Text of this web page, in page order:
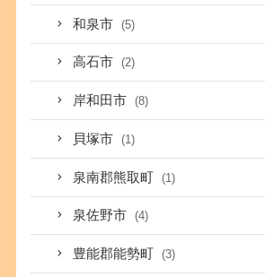
和泉市 (5)
高石市 (2)
岸和田市 (8)
貝塚市 (1)
泉南郡熊取町 (1)
泉佐野市 (4)
豊能郡能勢町 (3)